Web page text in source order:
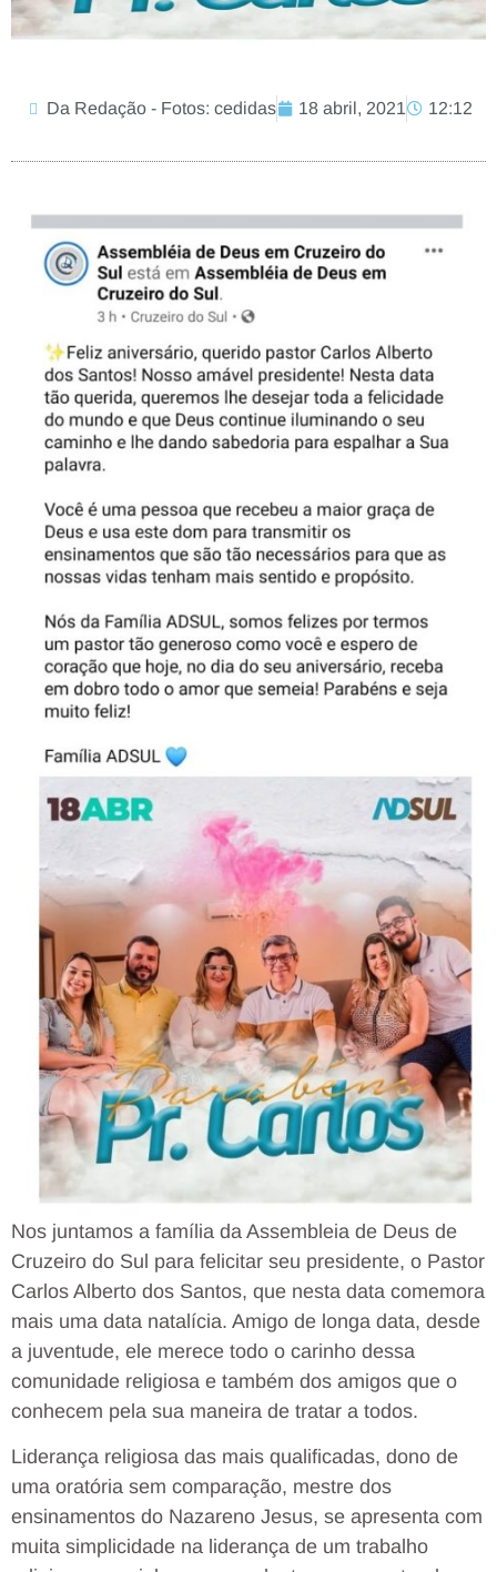
Da Redação - Fotos: cedidas 18 abril, 2021 12:12
Nos juntamos a família da Assembleia de Deus de
Cruzeiro do Sul para felicitar seu presidente, o Pastor
Carlos Alberto dos Santos, que nesta data comemora
mais uma data natalícia. Amigo de longa data, desde
a juventude, ele merece todo o carinho dessa
comunidade religiosa e também dos amigos que o
conhecem pela sua maneira de tratar a todos.
Liderança religiosa das mais qualificadas, dono de
uma oratória sem comparação, mestre dos
ensinamentos do Nazareno Jesus, se apresenta com
muita simplicidade na liderança de um trabalho